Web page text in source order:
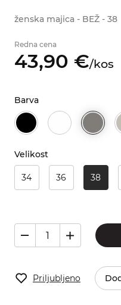
ženska majica - BEŽ - 38
Redna cena
43,90 €/kos
Barva
Velikost
34 36 38
Priljubljeno